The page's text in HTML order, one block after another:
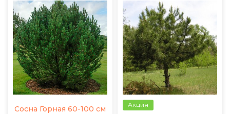
Сосна Горная 60-100 см Акция